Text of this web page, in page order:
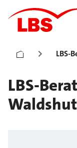
LBS-
LBS-